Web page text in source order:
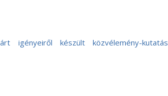
igényeiről készült közvélemény-kutatás